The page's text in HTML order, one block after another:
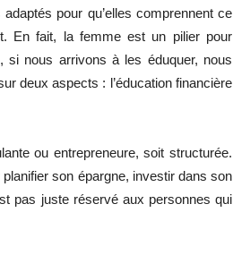
pour qu’elles comprennent ce
En fait, la femme est un pilier pour
si nous arrivons à les éduquer, nous
deux aspects : l’éducation financière
ou entrepreneure, soit structurée.
son épargne, investir dans son
pas juste réservé aux personnes qui